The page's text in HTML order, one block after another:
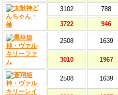
3102
788
3722 946
2508 1639
3010 1967
2508 1639